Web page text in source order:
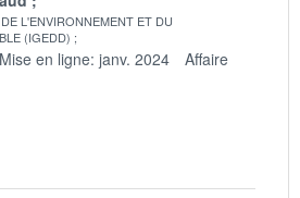
L'ENVIRONNEMENT ET DU
(IGEDD)
Mise en ligne: janv. 2024
Affaire